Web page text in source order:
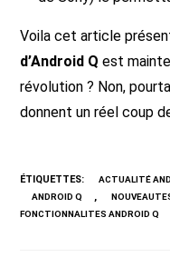
Voila cet article
d’Android Q est
révolution ? Non,
donnent un réel coup
ÉTIQUETTES: ACTUALITÉ
ANDROID Q ,
FONCTIONNALITES ANDROID Q